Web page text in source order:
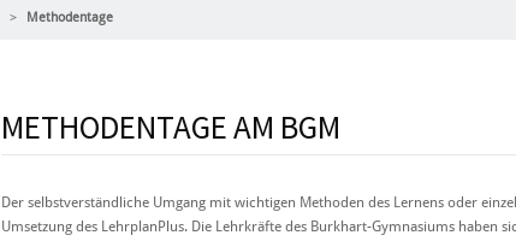
Methodentage
METHODENTAGE AM BGM
Der selbstverständliche Umgang mit wichtigen Methoden des Lernens oder
Umsetzung des LehrplanPlus. Die Lehrkräfte des Burkhart-Gymnasiums haben